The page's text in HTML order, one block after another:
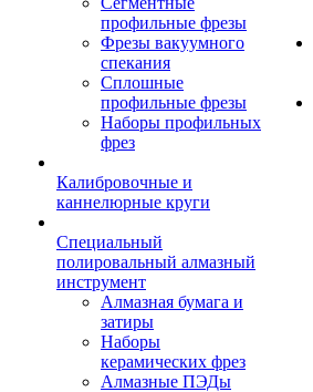
профильные фрезы
Фрезы вакуумного
спекания
Сплошные
профильные фрезы
Наборы профильных
фрез
Калибровочные и
каннелюрные круги
Специальный
полировальный алмазный
инструмент
Алмазная бумага и
затиры
Наборы
керамических фрез
Алмазные ПЭДы